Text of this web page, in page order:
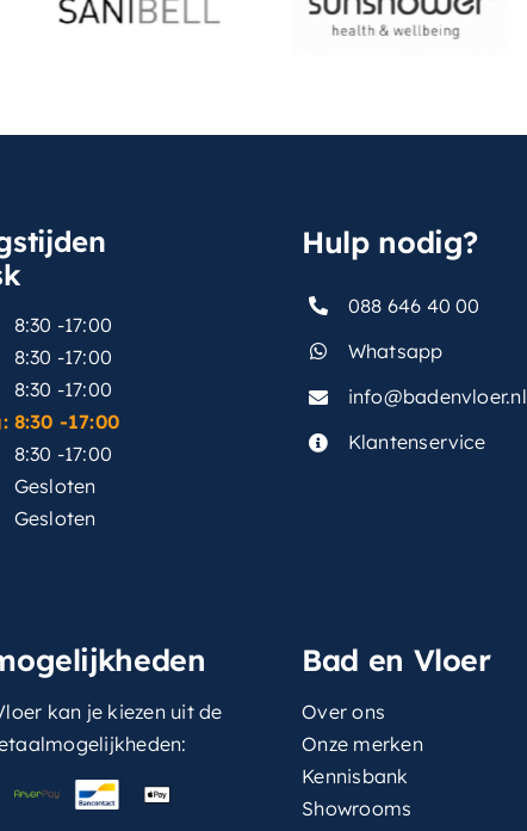
8:30 -17:00
8:30 -17:00
8:30 -17:00
8:30 -17:00
8:30 -17:00
Gesloten
Gesloten
Hulp nodig?
088 646 40 00
Whatsapp
info@badenvloer.nl
Klantenservice
kan je kiezen uit de
Bad en Vloer
Over ons
Onze merken
Kennisbank
Showrooms